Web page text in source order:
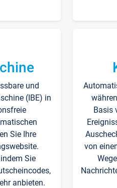
und
(IBE) in
Sie Ihre
Sie
anbieten.
Basis
von